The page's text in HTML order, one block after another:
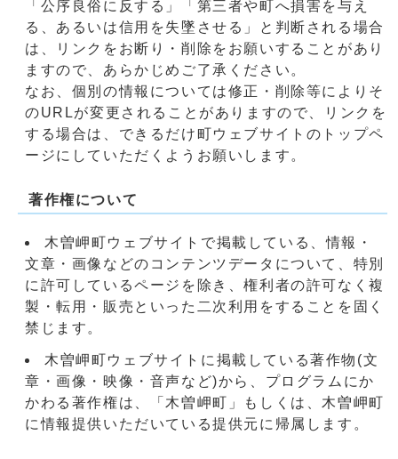
「公序良俗に反する」「第三者や町へ損害を与え
る、あるいは信用を失墜させる」と判断される場合
は、リンクをお断り・削除をお願いすることがあり
ますので、あらかじめご了承ください。
なお、個別の情報については修正・削除等によりそ
のURLが変更されることがありますので、リンクを
する場合は、できるだけ町ウェブサイトのトップペ
ージにしていただくようお願いします。
著作権について
木曽岬町ウェブサイトで掲載している、情報・
文章・画像などのコンテンツデータについて、特別
に許可しているページを除き、権利者の許可なく複
製・転用・販売といった二次利用をすることを固く
禁じます。
木曽岬町ウェブサイトに掲載している著作物(文
章・画像・映像・音声など)から、プログラムにか
かわる著作権は、「木曽岬町」もしくは、木曽岬町
に情報提供いただいている提供元に帰属します。